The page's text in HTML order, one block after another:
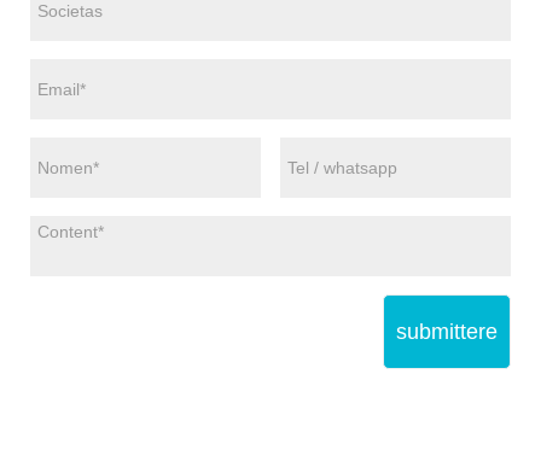
submittere